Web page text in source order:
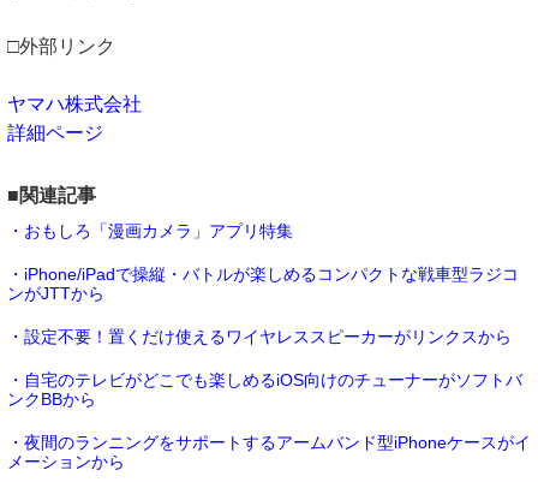
□外部リンク
ヤマハ株式会社
詳細ページ
■関連記事
・おもしろ「漫画カメラ」アプリ特集
・iPhone/iPadで操縦・バトルが楽しめるコンパクトな戦車型ラジコ
ンがJTTから
・設定不要！置くだけ使えるワイヤレススピーカーがリンクスから
・自宅のテレビがどこでも楽しめるiOS向けのチューナーがソフトバ
ンクBBから
・夜間のランニングをサポートするアームバンド型iPhoneケースがイ
メーションから